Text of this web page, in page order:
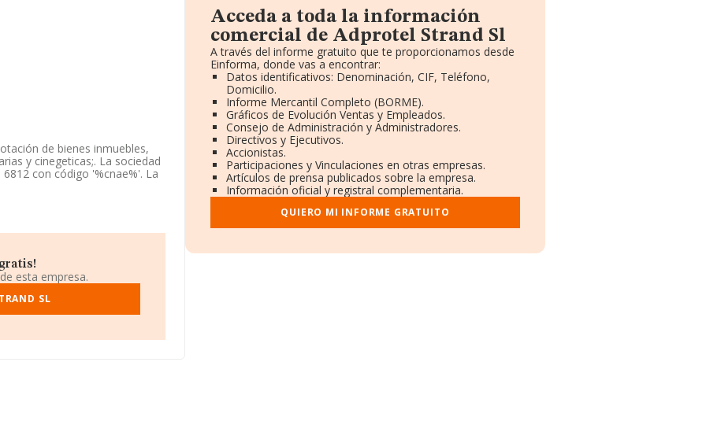
de bienes inmuebles,
y cinegeticas;. La sociedad
con código '%cnae%'. La
45 puestos a nivel
anterior. Tienen mejor
S.L
214 puestos, pasando
en el ranking:
está por encima de
AnónimayDismusa
esta empresa.
SL
Acceda a toda la información
comercial de Adprotel Strand Sl
A través del informe gratuito que te proporcionamos desde
Einforma, donde vas a encontrar:
Datos identificativos: Denominación, CIF, Teléfono,
Domicilio.
Informe Mercantil Completo (BORME).
Gráficos de Evolución Ventas y Empleados.
Consejo de Administración y Administradores.
Directivos y Ejecutivos.
Accionistas.
Participaciones y Vinculaciones en otras empresas.
Artículos de prensa publicados sobre la empresa.
Información oficial y registral complementaria.
QUIERO MI INFORME GRATUITO